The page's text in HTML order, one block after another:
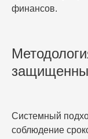
финансов.
Системный
соблюдение